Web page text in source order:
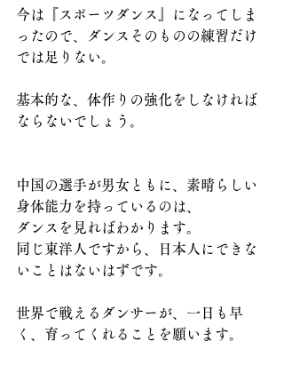
今は『スポーツダンス』になってしま
ったので、ダンスそのものの練習だけ
では足りない。
基本的な、体作りの強化をしなければ
ならないでしょう。
中国の選手が男女ともに、素晴らしい
身体能力を持っているのは、
ダンスを見ればわかります。
同じ東洋人ですから、日本人にできな
いことはないはずです。
世界で戦えるダンサーが、一日も早
く、育ってくれることを願います。